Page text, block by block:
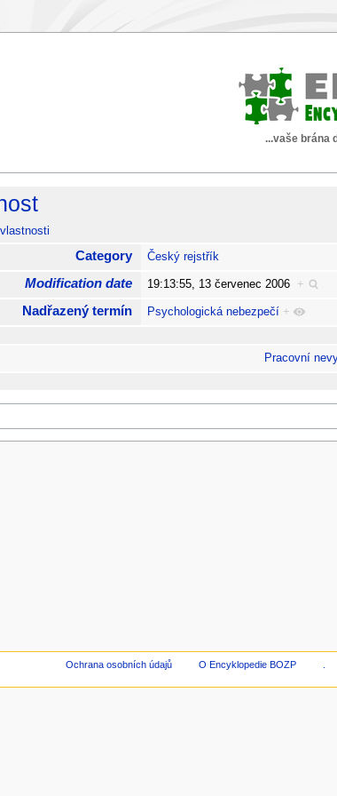
...vaše brána
Category Český rejstřík
Modification date 19:13:55, 13 červenec 2006 +
Nadřazený termín Psychologická nebezpečí +
Pracovní
Ochrana osobních údajů O Encyklopedie BOZP